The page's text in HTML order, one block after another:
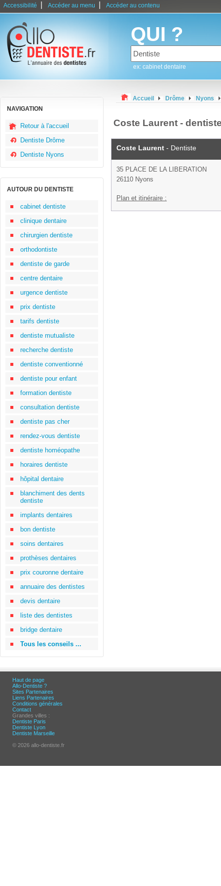
Accessibilité Accéder au menu Accéder au contenu
QUI ?
ex: cabinet dentaire
NAVIGATION
Retour à l'accueil
Dentiste Drôme
Dentiste Nyons
AUTOUR DU DENTISTE
cabinet dentiste
clinique dentaire
chirurgien dentiste
orthodontiste
dentiste de garde
centre dentaire
urgence dentiste
prix dentiste
tarifs dentiste
dentiste mutualiste
recherche dentiste
dentiste conventionné
dentiste pour enfant
formation dentiste
consultation dentiste
dentiste pas cher
rendez-vous dentiste
dentiste homéopathe
horaires dentiste
hôpital dentaire
blanchiment des dents
dentiste
implants dentaires
bon dentiste
soins dentaires
prothèses dentaires
prix couronne dentaire
annuaire des dentistes
devis dentaire
liste des dentistes
bridge dentaire
Tous les conseils ...
Accueil Drôme Nyons
Coste Laurent -
Coste Laurent - Dentiste
35 PLACE DE LA LIBERATION
26110 Nyons
Plan et itinéraire :
Haut de page
Allo-Dentiste ?
Sites Partenaires
Liens Partenaires
Conditions générales
Contact
Grandes villes :
Dentiste Paris
Dentiste Lyon
Dentiste Marseille
© 2026 allo-dentiste.fr